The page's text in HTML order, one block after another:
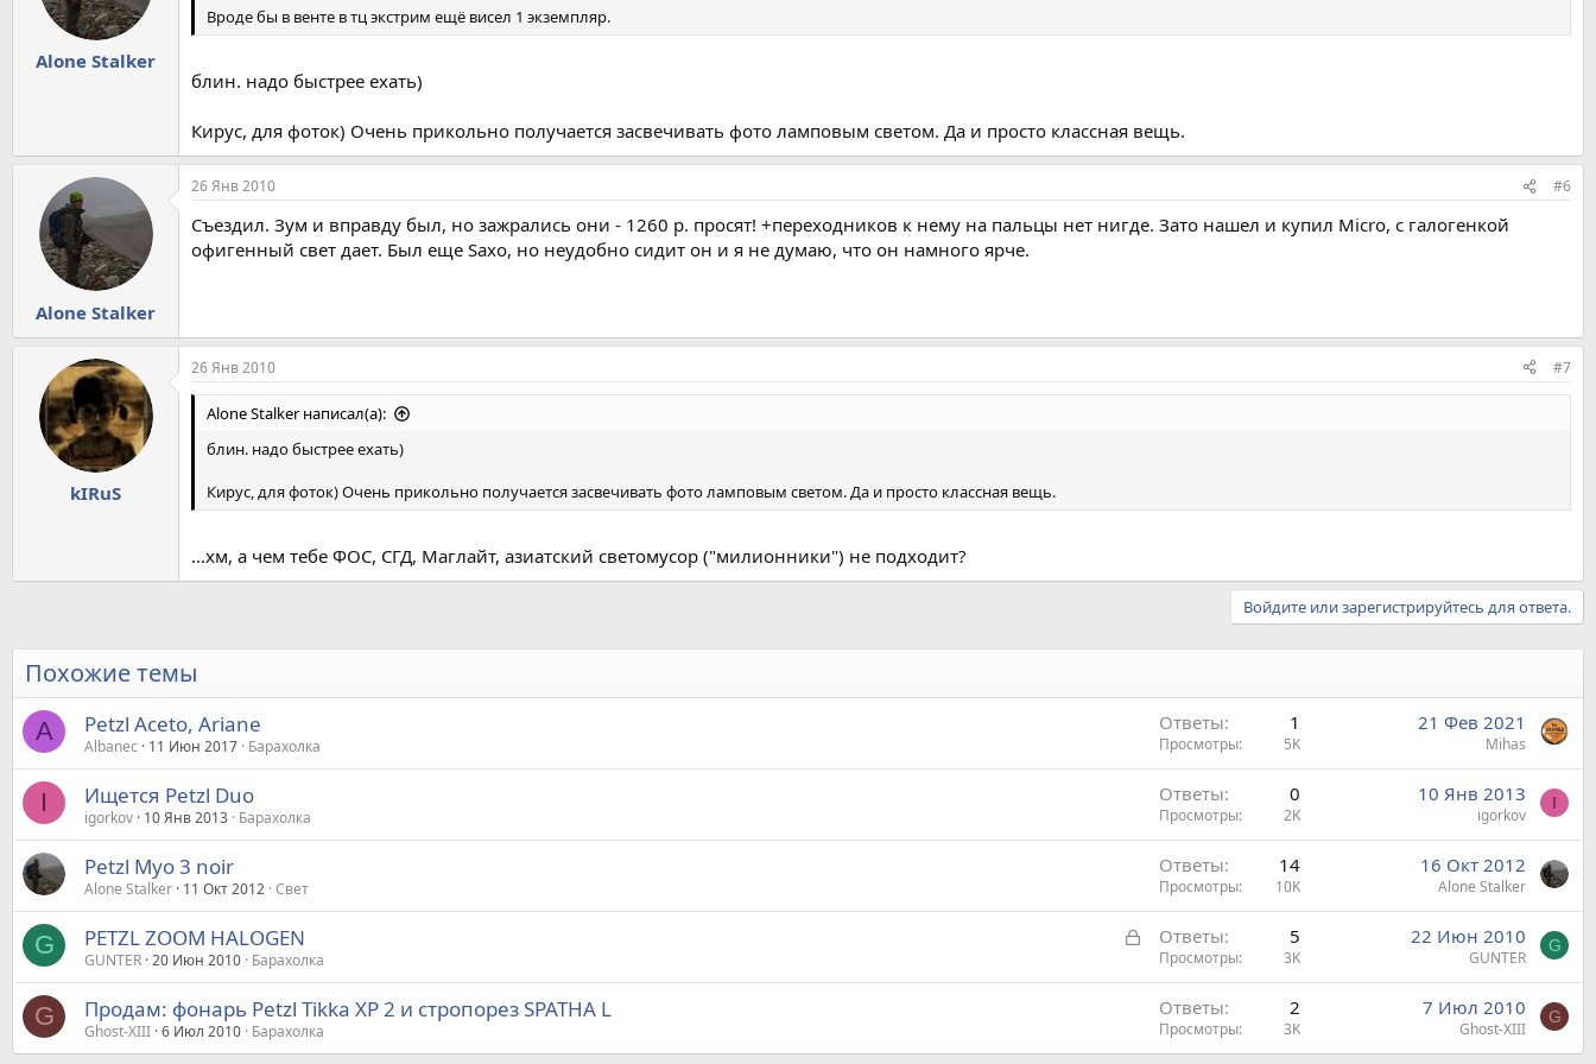
Alone Stalker
Вроде бы в венте в тц экстрим ещё висел 1 экземпляр.
блин. надо быстрее ехать)
Кирус, для фоток) Очень прикольно получается засвечивать фото ламповым светом. Да и просто классная вещь.
Alone Stalker
26 Янв 2010 #6
Съездил. Зум и вправду был, но зажрались они - 1260 р. просят! +переходников к нему на пальцы нет нигде. Зато нашел и купил Micro, с галогенкой
офигенный свет дает. Был еще Saxo, но неудобно сидит он и я не думаю, что он намного ярче.
kIRuS
26 Янв 2010 #7
Alone Stalker написал(а):
блин. надо быстрее ехать)
Кирус, для фоток) Очень прикольно получается засвечивать фото ламповым светом. Да и просто классная вещь.
...хм, а чем тебе ФОС, СГД, Маглайт, азиатский светомусор ("милионники") не подходит?
Войдите или зарегистрируйтесь для ответа.
Похожие темы
A Petzl Aceto, Ariane
Albanec 11 Июн 2017 Барахолка
Ответы 1
Просмотры 5K
21 Фев 2021
Mihas
I Ищется Petzl Duo
igorkov 10 Янв 2013 Барахолка
Ответы 0
Просмотры 2K
10 Янв 2013
igorkov
I
Petzl Myo 3 noir
Alone Stalker 11 Окт 2012 Свет
Ответы 14
Просмотры 10K
16 Окт 2012
Alone Stalker
G
З
к
PETZL ZOOM HALOGEN
GUNTER 20 Июн 2010 Барахолка
Ответы 5
Просмотры 3K
22 Июн 2010
GUNTER
G
G Продам: фонарь Petzl Tikka XP 2 и стропорез SPATHA L
Ghost-XIII 6 Июл 2010 Барахолка
Ответы 2
Просмотры 3K
7 Июл 2010
Ghost-XIII
G